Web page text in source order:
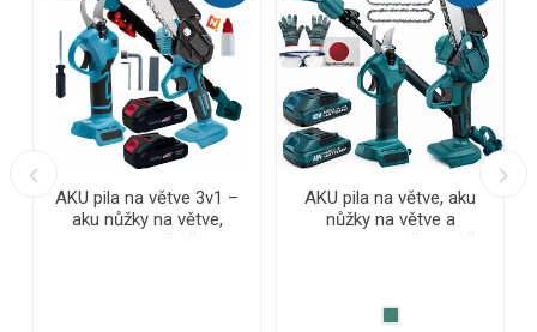
AKU zahradní nůžky na
větve, keře + 2 baterie +
nabíječka + kufr + čepele
AKU tlaková čistící pistole
+ příslušenství + kufr -
bez akumulátoru a